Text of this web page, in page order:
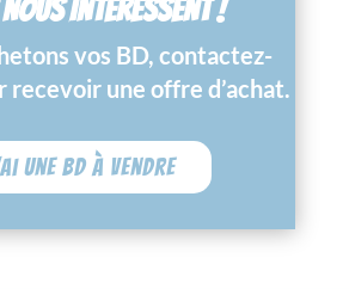
INTÉRESSENT !
vos BD, contactez-
recevoir une offre d’achat.
une BD à vendre